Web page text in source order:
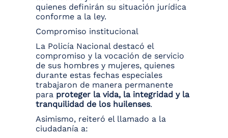
quienes definirán su situación jurídica
conforme a la ley.
Compromiso institucional
La Policía Nacional destacó el
compromiso y la vocación de servicio
de sus hombres y mujeres, quienes
durante estas fechas especiales
trabajaron de manera permanente
para proteger la vida, la integridad y la
tranquilidad de los huilenses.
Asimismo, reiteró el llamado a la
ciudadanía a: